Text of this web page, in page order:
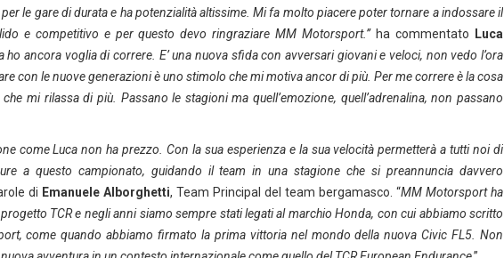
le gare di durata e ha potenzialità altissime. Mi fa molto piacere poter tornare a indossare il
e competitivo e per questo devo ringraziare MM Motorsport.” ha commentato
Luca
ho ancora voglia di correre. E’ una nuova sfida con avversari giovani e veloci, non vedo l’ora
con le nuove generazioni è uno stimolo che mi motiva ancor di più. Per me correre è la cosa
mi rilassa di più. Passano le stagioni ma quell’emozione, quell’adrenalina, non passano
come Luca non ha prezzo. Con la sua esperienza e la sua velocità permetterà a tutti noi di
a questo campionato, guidando il team in una stagione che si preannuncia davvero
di Emanuele Alborghetti, Team Principal del team bergamasco. “MM Motorsport ha
TCR e negli anni siamo sempre stati legati al marchio Honda, con cui abbiamo scritto
come quando abbiamo firmato la prima vittoria nel mondo della nuova Civic FL5. Non